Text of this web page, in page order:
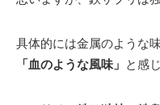
具体的には金属のような
「血のような風味」 と感